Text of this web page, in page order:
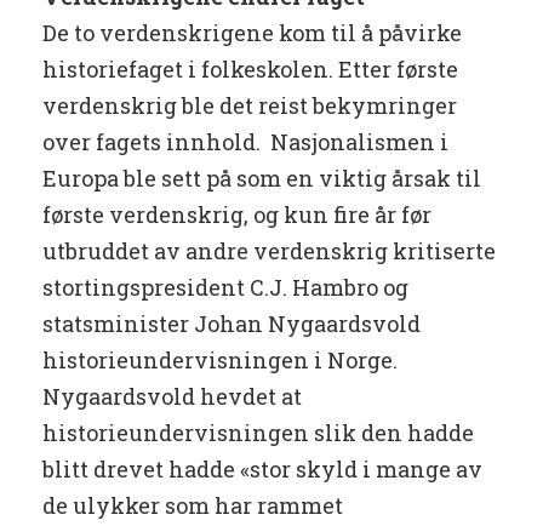
De to verdenskrigene kom til å påvirke
historiefaget i folkeskolen. Etter første
verdenskrig ble det reist bekymringer
over fagets innhold. Nasjonalismen i
Europa ble sett på som en viktig årsak til
første verdenskrig, og kun fire år før
utbruddet av andre verdenskrig kritiserte
stortingspresident C.J. Hambro og
statsminister Johan Nygaardsvold
historieundervisningen i Norge.
Nygaardsvold hevdet at
historieundervisningen slik den hadde
blitt drevet hadde «stor skyld i mange av
de ulykker som har rammet